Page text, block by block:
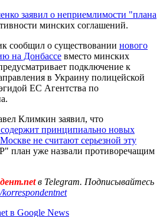
заявил о неприемлимости "плана
минских соглашений.
сообщил о существовании нового
на Донбассе вместо минских
подключение к
в Украину полицейской
ЕС Агентства по
Климкин заявил, что
принципиально новых
не считают серьезной эту
план уже назвали противоречащим
в Telegram. Подписывайтесь
в Google News